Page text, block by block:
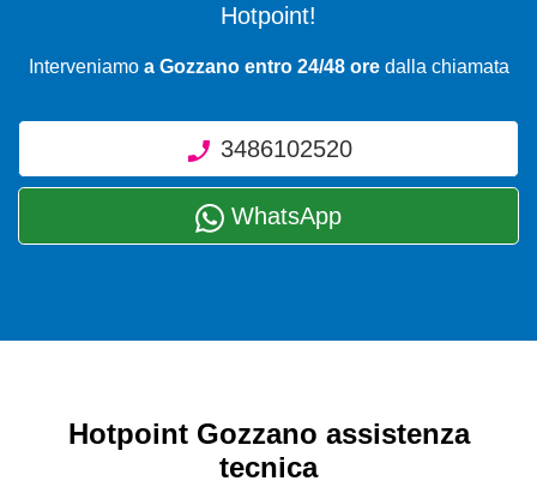
Hotpoint!
Interveniamo a Gozzano entro 24/48 oredalla chiamata
3486102520
WhatsApp
Hotpoint Gozzano assistenza
tecnica